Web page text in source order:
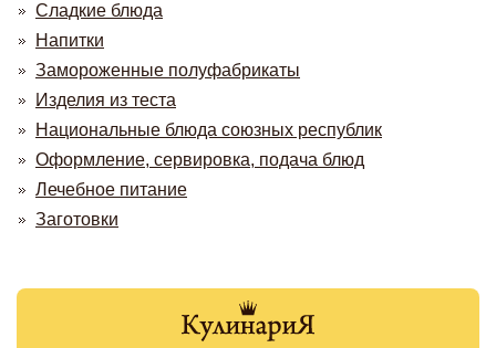
Сладкие блюда
Напитки
Замороженные полуфабрикаты
Изделия из теста
Национальные блюда союзных республик
Оформление, сервировка, подача блюд
Лечебное питание
Заготовки